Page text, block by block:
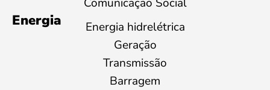
Energia
Energia hidrelétrica
Geração
Transmissão
Barragem